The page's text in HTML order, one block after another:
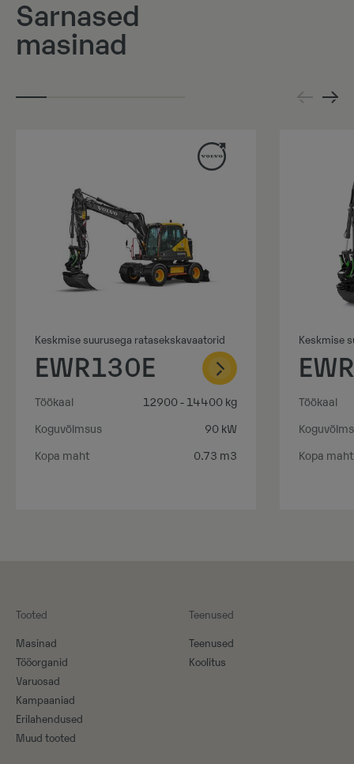
Sarnased
masinad
Keskmise suurusega ratasekskavaatorid
EWR130E
Töökaal
12900 - 14400 kg
Koguvõimsus
90 kW
Kopa maht
0.73 m3
Keskmise
Töökaal
Kopa maht
Tooted
Masinad
Tööorganid
Varuosad
Kampaaniad
Erilahendused
Muud tooted
Teenused
Teenused
Koolitus